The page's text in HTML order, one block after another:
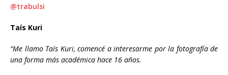
@trabulsi
Taís Kuri
“Me llamo Taís Kuri, comencé a interesarme por la fotografía de
una forma más académica hace 16 años.